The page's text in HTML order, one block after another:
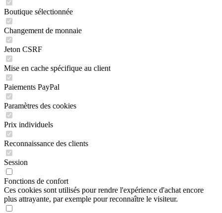
Boutique sélectionnée
Changement de monnaie
Jeton CSRF
Mise en cache spécifique au client
Paiements PayPal
Paramètres des cookies
Prix individuels
Reconnaissance des clients
Session
Fonctions de confort
Ces cookies sont utilisés pour rendre l'expérience d'achat encore
plus attrayante, par exemple pour reconnaître le visiteur.